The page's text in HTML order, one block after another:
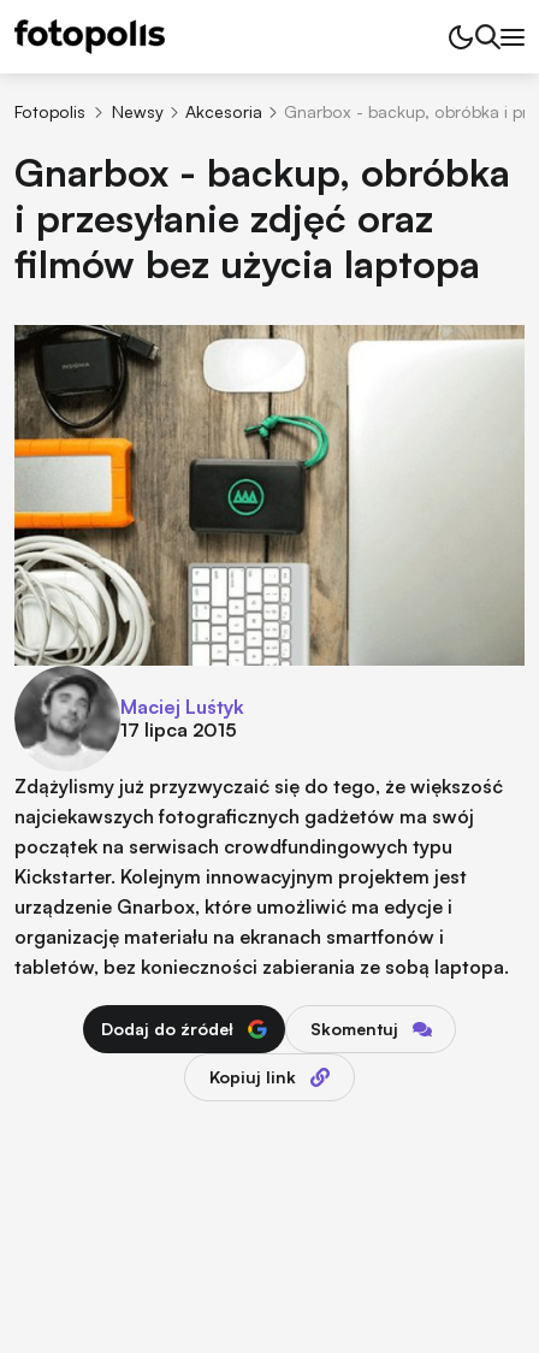
Fotopolis Newsy Akcesoria Gnarbox - backup, obróbka i
Gnarbox - backup, obróbka
i przesyłanie zdjęć oraz
filmów bez użycia laptopa
Maciej Luśtyk
17 lipca 2015
Zdążylismy już przyzwyczaić się do tego, że większość
najciekawszych fotograficznych gadżetów ma swój
początek na serwisach crowdfundingowych typu
Kickstarter. Kolejnym innowacyjnym projektem jest
urządzenie Gnarbox, które umożliwić ma edycje i
organizację materiału na ekranach smartfonów i
tabletów, bez konieczności zabierania ze sobą laptopa.
Dodaj do źródeł Skomentuj
Kopiuj link